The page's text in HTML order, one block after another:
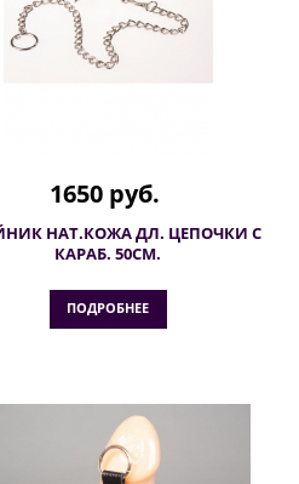
1650 руб.
НАТ.КОЖА ДЛ. ЦЕПОЧКИ С
КАРАБ. 50СМ.
ПОДРОБНЕЕ